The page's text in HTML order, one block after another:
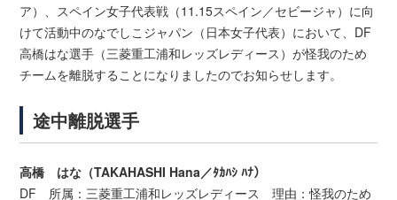
ア）、スペイン女子代表戦（11.15スペイン／セビージャ）に向
けて活動中のなでしこジャパン（日本女子代表）において、DF
高橋はな選手（三菱重工浦和レッズレディース）が怪我のため
チームを離脱することになりましたのでお知らせします。
途中離脱選手
高橋 はな（TAKAHASHI Hana／ﾀｶﾊｼ ﾊﾅ）
DF 所属：三菱重工浦和レッズレディース 理由：怪我のため